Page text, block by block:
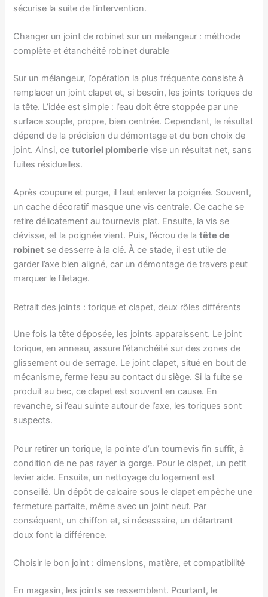
sécurise la suite de l’intervention.
Changer un joint de robinet sur un mélangeur : méthode
complète et étanchéité robinet durable
Sur un mélangeur, l’opération la plus fréquente consiste à
remplacer un joint clapet et, si besoin, les joints toriques de
la tête. L’idée est simple : l’eau doit être stoppée par une
surface souple, propre, bien centrée. Cependant, le résultat
dépend de la précision du démontage et du bon choix de
joint. Ainsi, cetutoriel plomberie vise un résultat net, sans
fuites résiduelles.
Après coupure et purge, il faut enlever la poignée. Souvent,
un cache décoratif masque une vis centrale. Ce cache se
retire délicatement au tournevis plat. Ensuite, la vis se
dévisse, et la poignée vient. Puis, l’écrou de latête de
robinet se desserre à la clé. À ce stade, il est utile de
garder l’axe bien aligné, car un démontage de travers peut
marquer le filetage.
Retrait des joints : torique et clapet, deux rôles différents
Une fois la tête déposée, les joints apparaissent. Le joint
torique, en anneau, assure l’étanchéité sur des zones de
glissement ou de serrage. Le joint clapet, situé en bout de
mécanisme, ferme l’eau au contact du siège. Si la fuite se
produit au bec, ce clapet est souvent en cause. En
revanche, si l’eau suinte autour de l’axe, les toriques sont
suspects.
Pour retirer un torique, la pointe d’un tournevis fin suffit, à
condition de ne pas rayer la gorge. Pour le clapet, un petit
levier aide. Ensuite, un nettoyage du logement est
conseillé. Un dépôt de calcaire sous le clapet empêche une
fermeture parfaite, même avec un joint neuf. Par
conséquent, un chiffon et, si nécessaire, un détartrant
doux font la différence.
Choisir le bon joint : dimensions, matière, et compatibilité
En magasin, les joints se ressemblent. Pourtant, le